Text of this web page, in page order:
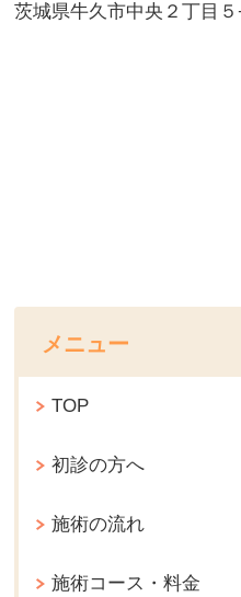
茨城県牛久市中央２丁目５
メニュー
TOP
初診の方へ
施術の流れ
施術コース・料金